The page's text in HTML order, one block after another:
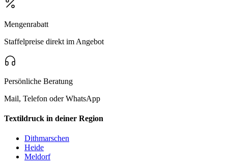
Mengenrabatt
Staffelpreise direkt im Angebot
Persönliche Beratung
Mail, Telefon oder WhatsApp
Textildruck in deiner Region
Dithmarschen
Heide
Meldorf